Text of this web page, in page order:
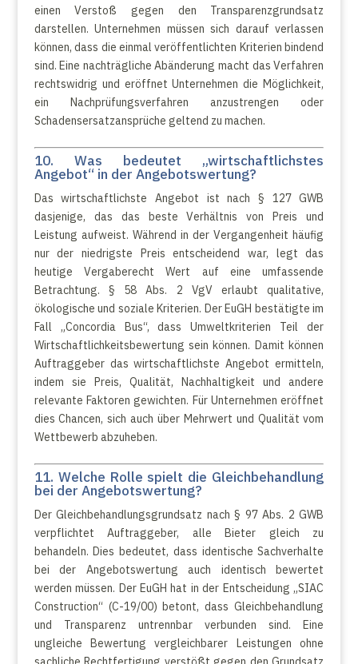
einen Verstoß gegen den Transparenzgrundsatz
darstellen. Unternehmen müssen sich darauf verlassen
können, dass die einmal veröffentlichten Kriterien bindend
sind. Eine nachträgliche Abänderung macht das Verfahren
rechtswidrig und eröffnet Unternehmen die Möglichkeit,
ein Nachprüfungsverfahren anzustrengen oder
Schadensersatzansprüche geltend zu machen.
10. Was bedeutet „wirtschaftlichstes
Angebot“ in der Angebotswertung?
Das wirtschaftlichste Angebot ist nach § 127 GWB
dasjenige, das das beste Verhältnis von Preis und
Leistung aufweist. Während in der Vergangenheit häufig
nur der niedrigste Preis entscheidend war, legt das
heutige Vergaberecht Wert auf eine umfassende
Betrachtung. § 58 Abs. 2 VgV erlaubt qualitative,
ökologische und soziale Kriterien. Der EuGH bestätigte im
Fall „Concordia Bus“, dass Umweltkriterien Teil der
Wirtschaftlichkeitsbewertung sein können. Damit können
Auftraggeber das wirtschaftlichste Angebot ermitteln,
indem sie Preis, Qualität, Nachhaltigkeit und andere
relevante Faktoren gewichten. Für Unternehmen eröffnet
dies Chancen, sich auch über Mehrwert und Qualität vom
Wettbewerb abzuheben.
11. Welche Rolle spielt die Gleichbehandlung
bei der Angebotswertung?
Der Gleichbehandlungsgrundsatz nach § 97 Abs. 2 GWB
verpflichtet Auftraggeber, alle Bieter gleich zu
behandeln. Dies bedeutet, dass identische Sachverhalte
bei der Angebotswertung auch identisch bewertet
werden müssen. Der EuGH hat in der Entscheidung „SIAC
Construction“ (C-19/00) betont, dass Gleichbehandlung
und Transparenz untrennbar verbunden sind. Eine
ungleiche Bewertung vergleichbarer Leistungen ohne